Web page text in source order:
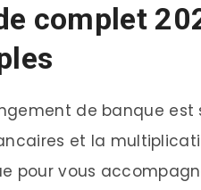
complet
de banque est
et la
pour vous